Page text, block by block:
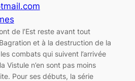
de l’Est reste avant tout
et à la destruction de la
combats qui suivent l’arrivée
Vistule n’en sont pas moins
Pour ses débuts, la série